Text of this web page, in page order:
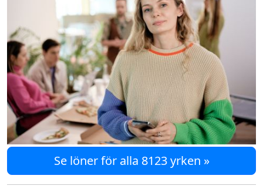
Se löner för alla 8123 yrken »